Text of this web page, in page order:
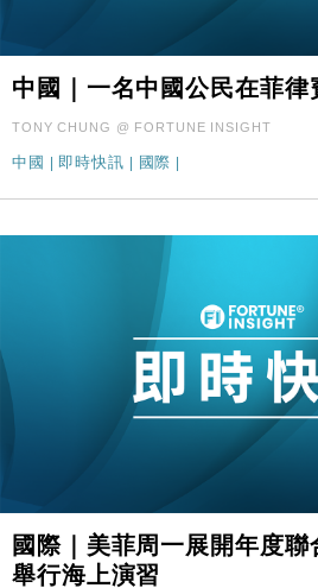
中國｜一名中國公民在菲律
TONY CHUNG @ FORTUNE INSIGHT
中國 | 即時快訊 | 國際 |
國際｜美菲周一展開年度
舉行海上演習